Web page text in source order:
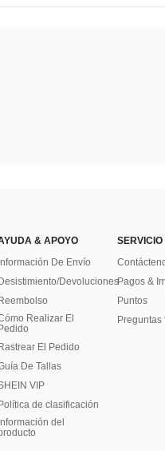
& APOYO
Información De Envío
Desistimiento/Devoluciones
Reembolso
Realizar El
Pedido
Rastrear El Pedido
De Tallas
VIP
Política de clasificación
​Información del
Pagos &
Puntos
Preguntas